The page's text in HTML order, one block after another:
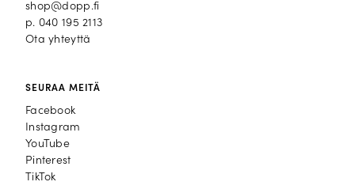
shop@dopp.fi
p. 040 195 2113
Ota yhteyttä
SEURAA MEITÄ
Facebook
Facebook
Instagram
Instagram
YouTube
YouTube
Pinterest
Pinterest
TikTok
TikTok